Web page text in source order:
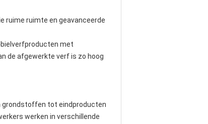
ruime ruimte en geavanceerde
met
de afgewerkte verf is zo hoog
grondstoffen tot eindproducten
werken in verschillende